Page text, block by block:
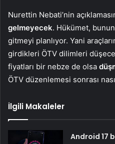
Nurettin Nebati’nin
gelmeyecek. Hükümet,
gitmeyi planlıyor. Yani
girdikleri ÖTV dilimleri
fiyatları bir nebze de olsa
ÖTV düzenlemesi sonrası
İlgili Makaleler
Android 17